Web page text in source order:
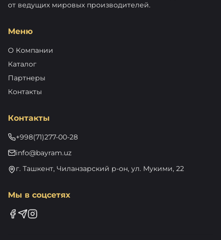
от ведущих мировых производителей.
Меню
О Компании
Каталог
Партнеры
Контакты
Контакты
+998(71)277-00-28
info@bayram.uz
г. Ташкент, Чиланзарский р-он, ул. Мукими, 22
Мы в соцсетях